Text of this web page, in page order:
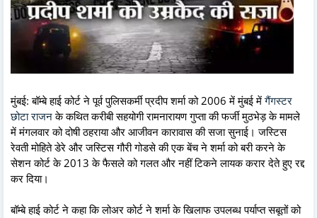
मुंबई: बॉम्बे हाई कोर्ट ने पूर्व पुलिसकर्मी प्रदीप शर्मा को 2006 में मुंबई मेंगैंगस्टर
छोटा राजनके कथित करीबी सहयोगी रामनारायण गुप्ता की फर्जी मुठभेड़ के मामले
में मंगलवार को दोषी ठहराया और आजीवन कारावास की सजा सुनाई। जस्टिस
रेवती मोहिते डेरे और जस्टिस गौरी गोडसे की एक बेंच ने शर्मा को बरी करने के
सेशन कोर्ट के 2013 के फैसले को गलत और नहीं टिकने लायक करार देते हुए रद्द
कर दिया।
बॉम्बे हाई कोर्ट ने कहा कि लोअर कोर्ट ने शर्मा के खिलाफ उपलब्ध पर्याप्त सबूतों को